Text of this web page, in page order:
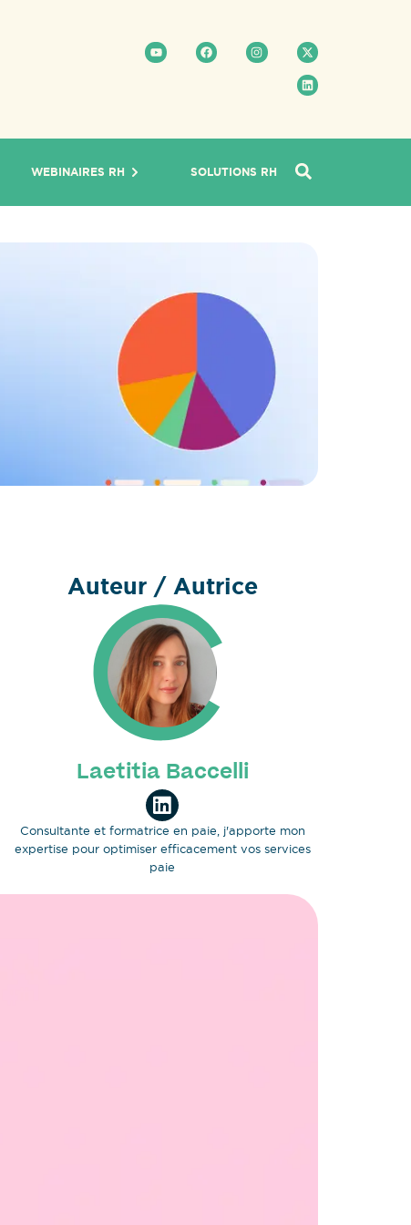
WEBINAIRES RH SOLUTIONS RH
Auteur / Autrice
Laetitia Baccelli
Consultante et formatrice en paie, j'apporte mon
expertise pour optimiser efficacement vos services
paie